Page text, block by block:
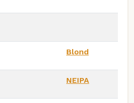
Blond
NEIPA